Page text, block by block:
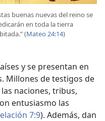
buenas nuevas del reino se
en toda la tierra
(Mateo 24:14)
y se presentan en
Millones de testigos de
naciones, tribus,
entusiasmo las
7:9). Además, dan